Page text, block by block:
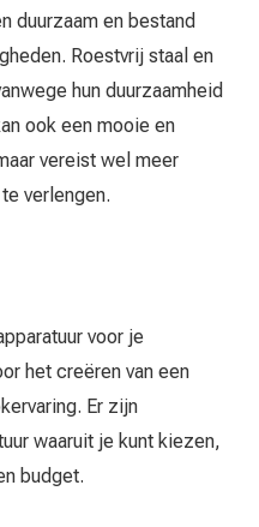
duurzaam en bestand
Roestvrij staal en
hun duurzaamheid
ook een mooie en
vereist wel meer
verlengen.
voor je
het creëren van een
Er zijn
waaruit je kunt kiezen,
budget.